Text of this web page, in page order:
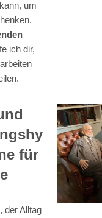
um
ich dir,
für
der Alltag